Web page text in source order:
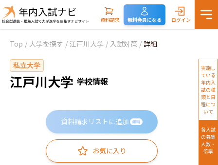
資料請求 無料会員になる ログイン
Top / 大学を探す / 江戸川大学 / 入試対策 / 詳細
私立大学
江戸川大学 学校情報
資料請求リストに追加 無料
お気に入り
実施し
ている
年内入
試の種
類と日
程につ
いて
各入試
の募集
人数・
倍率